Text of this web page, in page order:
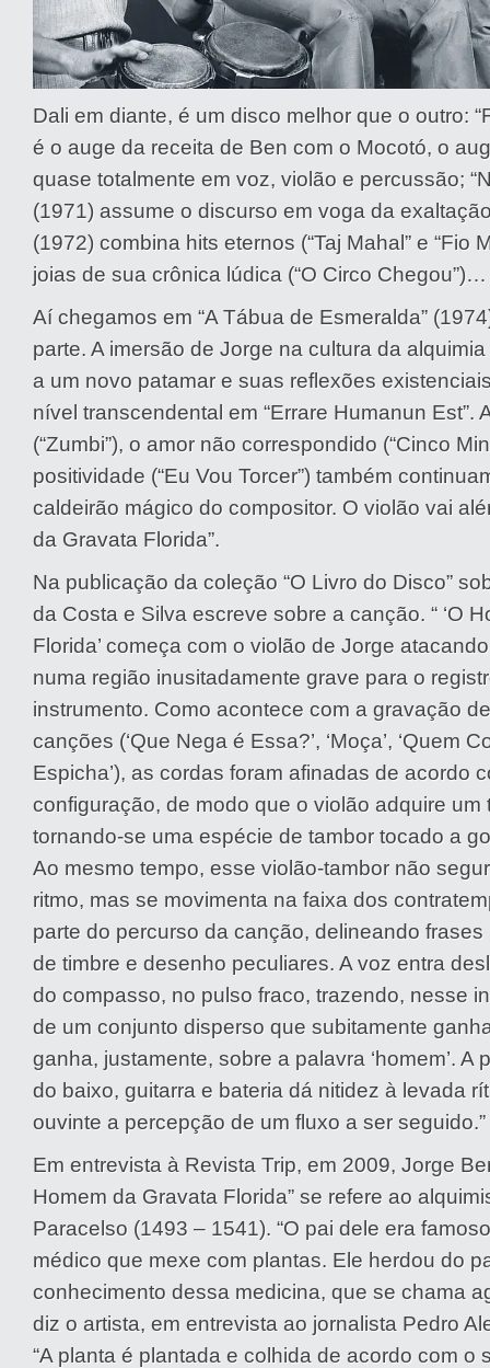
Dali em diante, é um disco melhor que o outro:
é o auge da receita de Ben com o Mocotó, o
quase totalmente em voz, violão e percussão;
(1971) assume o discurso em voga da
(1972) combina hits eternos (“Taj Mahal” e “Fio
joias de sua crônica lúdica (“O Circo Chegou”)…
Aí chegamos em “A Tábua de Esmeralda”
parte. A imersão de Jorge na cultura da
a um novo patamar e suas reflexões
nível transcendental em “Errare Humanun Est”.
(“Zumbi”), o amor não correspondido (“Cinco
positividade (“Eu Vou Torcer”) também
caldeirão mágico do compositor. O violão vai
da Gravata Florida”.
Na publicação da coleção “O Livro do Disco”
da Costa e Silva escreve sobre a canção. “ ‘O
Florida’ começa com o violão de Jorge
numa região inusitadamente grave para o
instrumento. Como acontece com a gravação
canções (‘Que Nega é Essa?’, ‘Moça’, ‘Quem
Espicha’), as cordas foram afinadas de acordo
configuração, de modo que o violão adquire um
tornando-se uma espécie de tambor tocado a
Ao mesmo tempo, esse violão-tambor não
ritmo, mas se movimenta na faixa dos
parte do percurso da canção, delineando
de timbre e desenho peculiares. A voz entra
do compasso, no pulso fraco, trazendo, nesse
de um conjunto disperso que subitamente
ganha, justamente, sobre a palavra ‘homem’. A
do baixo, guitarra e bateria dá nitidez à levada
ouvinte a percepção de um fluxo a ser seguido.”
Em entrevista à Revista Trip, em 2009, Jorge
Homem da Gravata Florida” se refere ao
Paracelso (1493 – 1541). “O pai dele era
médico que mexe com plantas. Ele herdou do
conhecimento dessa medicina, que se chama
diz o artista, em entrevista ao jornalista Pedro
“A planta é plantada e colhida de acordo com o